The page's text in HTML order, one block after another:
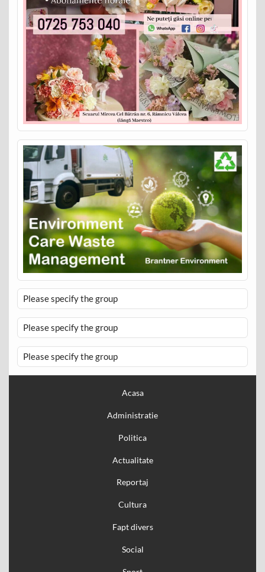
Please specify the group
Please specify the group
Please specify the group
Acasa
Administratie
Politica
Actualitate
Reportaj
Cultura
Fapt divers
Social